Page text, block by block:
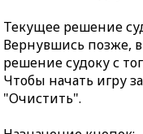
Текущее решение
Вернувшись позже,
решение судоку с
Чтобы начать игру
"Очистить".